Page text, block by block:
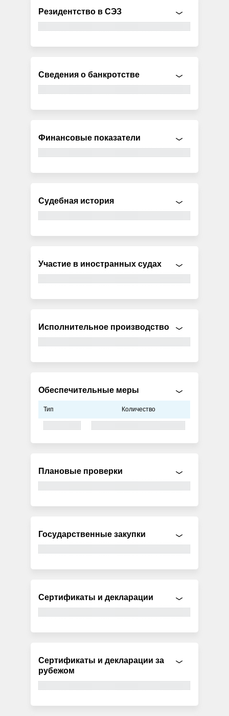
Резидентство в СЭЗ
Сведения о банкротстве
Финансовые показатели
Судебная история
Участие в иностранных судах
Исполнительное производство
Обеспечительные меры
Тип Количество
Плановые проверки
Государственные закупки
Сертификаты и декларации
Сертификаты и декларации за
рубежом